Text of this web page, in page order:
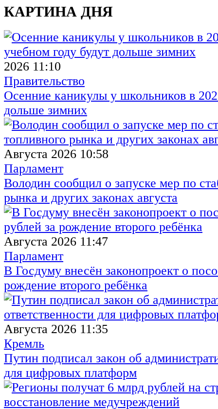
КАРТИНА ДНЯ
2026 11:10
Правительство
Осенние каникулы у школьников в
дольше зимних
Августа 2026 10:58
Парламент
Володин сообщил о запуске мер по
рынка и других законах августа
Августа 2026 11:47
Парламент
В Госдуму внесён законопроект о
рождение второго ребёнка
Августа 2026 11:35
Кремль
Путин подписал закон об
для цифровых платформ